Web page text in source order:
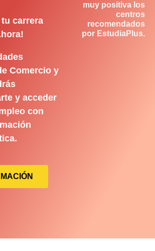
tu carrera
Comercio y
y acceder
con
muy positiva los
centros
recomendados
por EstudiaPlus.